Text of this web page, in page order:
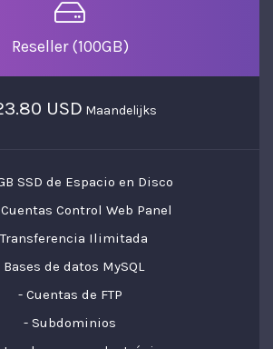
Reseller (100GB)
USD Maandelijks
SSD de Espacio en Disco
Control Web Panel
Ilimitada
Bases de datos MySQL
- Cuentas de FTP
- Subdominios